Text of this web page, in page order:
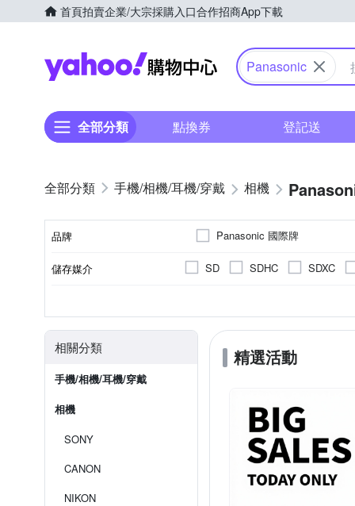
首頁拍賣企業/大宗採購入口合作招商App下載
Yahoo購物中心
Panasonic
全部分類 點換券 登記送
手機/相機/耳機/穿戴 相機
品牌 Panasonic 國際牌
儲存媒介 SD SDHC SDXC
相關分類
手機/相機/耳機/穿戴
相機
SONY
CANON
NIKON
精選活動